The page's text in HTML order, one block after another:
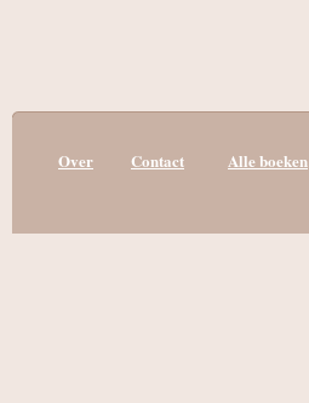
Over Contact Alle boeken